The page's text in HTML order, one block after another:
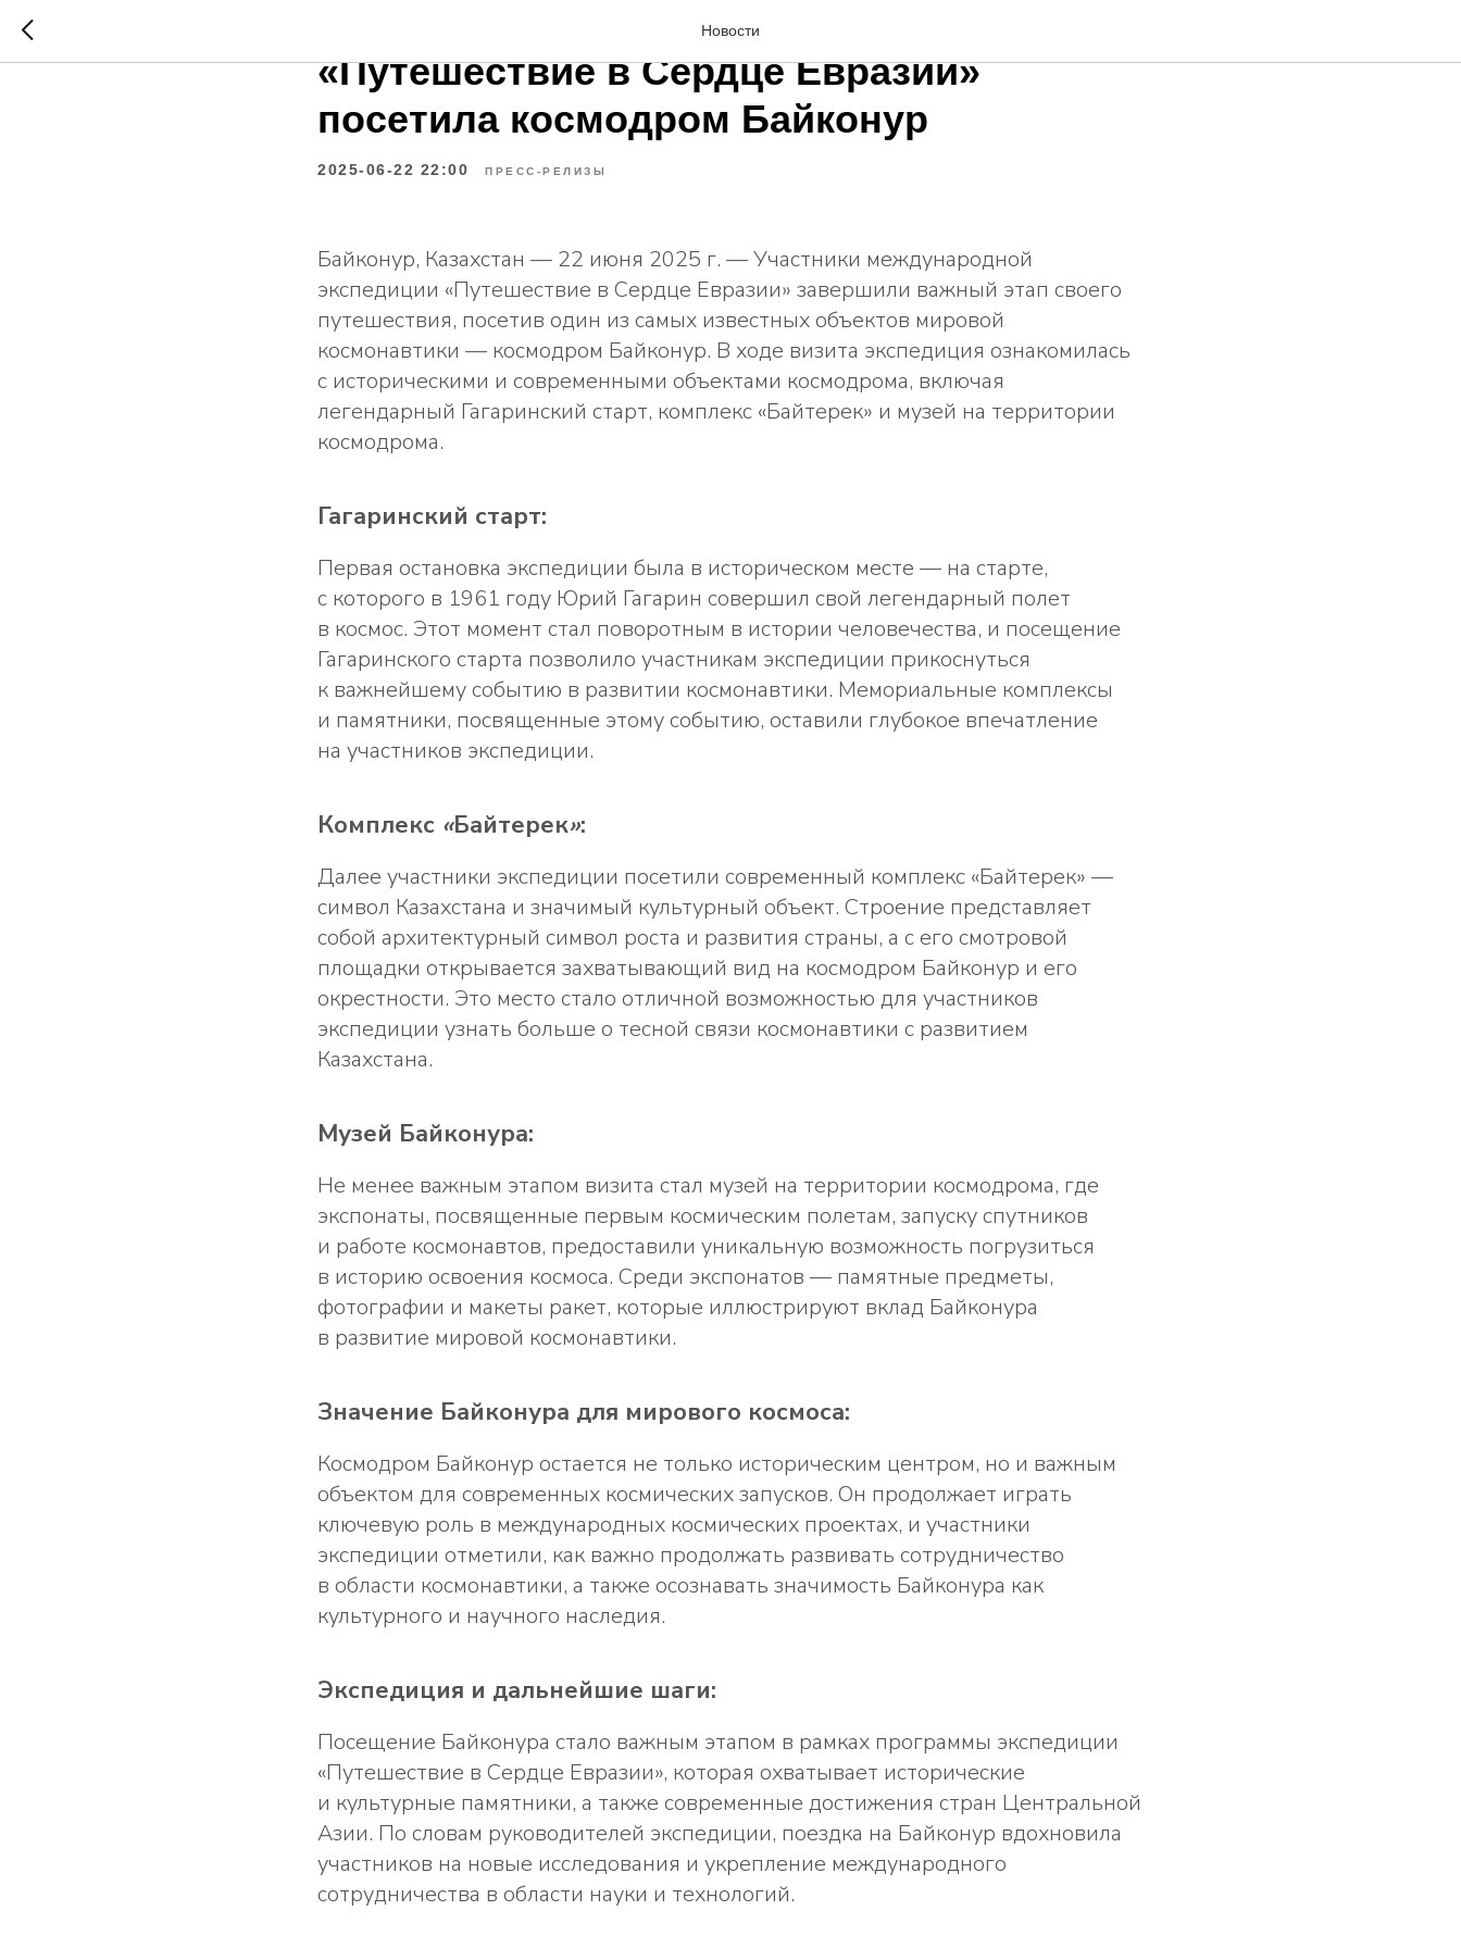
Новости
Международная экспедиция
«Путешествие в Сердце Евразии»
посетила космодром Байконур
2025-06-22 22:00 ПРЕСС-РЕЛИЗЫ
Байконур, Казахстан — 22 июня 2025 г. — Участники международной
экспедиции «Путешествие в Сердце Евразии» завершили важный этап своего
путешествия, посетив один из самых известных объектов мировой
космонавтики — космодром Байконур. В ходе визита экспедиция ознакомилась
с историческими и современными объектами космодрома, включая
легендарный Гагаринский старт, комплекс «Байтерек» и музей на территории
космодрома.
Гагаринский старт:
Первая остановка экспедиции была в историческом месте — на старте,
с которого в 1961 году Юрий Гагарин совершил свой легендарный полет
в космос. Этот момент стал поворотным в истории человечества, и посещение
Гагаринского старта позволило участникам экспедиции прикоснуться
к важнейшему событию в развитии космонавтики. Мемориальные комплексы
и памятники, посвященные этому событию, оставили глубокое впечатление
на участников экспедиции.
Комплекс «Байтерек»:
Далее участники экспедиции посетили современный комплекс «Байтерек» —
символ Казахстана и значимый культурный объект. Строение представляет
собой архитектурный символ роста и развития страны, а с его смотровой
площадки открывается захватывающий вид на космодром Байконур и его
окрестности. Это место стало отличной возможностью для участников
экспедиции узнать больше о тесной связи космонавтики с развитием
Казахстана.
Музей Байконура:
Не менее важным этапом визита стал музей на территории космодрома, где
экспонаты, посвященные первым космическим полетам, запуску спутников
и работе космонавтов, предоставили уникальную возможность погрузиться
в историю освоения космоса. Среди экспонатов — памятные предметы,
фотографии и макеты ракет, которые иллюстрируют вклад Байконура
в развитие мировой космонавтики.
Значение Байконура для мирового космоса:
Космодром Байконур остается не только историческим центром, но и важным
объектом для современных космических запусков. Он продолжает играть
ключевую роль в международных космических проектах, и участники
экспедиции отметили, как важно продолжать развивать сотрудничество
в области космонавтики, а также осознавать значимость Байконура как
культурного и научного наследия.
Экспедиция и дальнейшие шаги:
Посещение Байконура стало важным этапом в рамках программы экспедиции
«Путешествие в Сердце Евразии», которая охватывает исторические
и культурные памятники, а также современные достижения стран Центральной
Азии. По словам руководителей экспедиции, поездка на Байконур вдохновила
участников на новые исследования и укрепление международного
сотрудничества в области науки и технологий.